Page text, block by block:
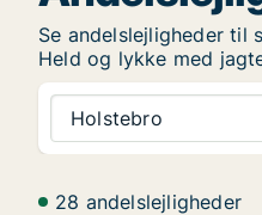
Se andelslejligheder til
Held og lykke med
Holstebro
28 andelslejligheder